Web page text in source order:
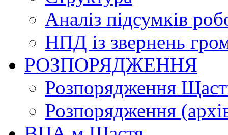
Аналіз підсумків
НПД із звернень
РОЗПОРЯДЖЕННЯ
Розпорядження
Розпорядження